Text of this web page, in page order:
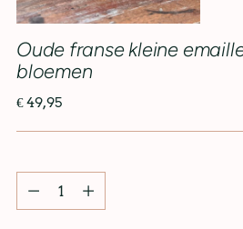
Oude franse kleine
bloemen
€ 49,95